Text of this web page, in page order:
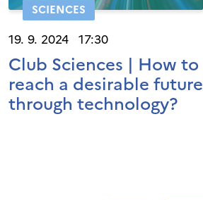
SCIENCES
19. 9. 2024 17:30
Club Sciences | How to
reach a desirable future
through technology?